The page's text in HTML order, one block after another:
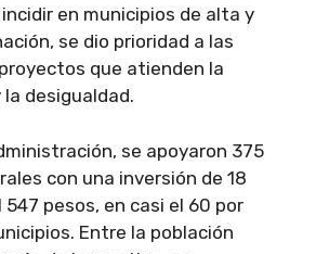
incidir en municipios de alta y
se dio prioridad a las
que atienden la
desigualdad.
se apoyaron 375
con una inversión de 18
pesos, en casi el 60 por
Entre la población